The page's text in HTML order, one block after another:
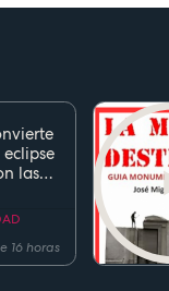
las
16 horas